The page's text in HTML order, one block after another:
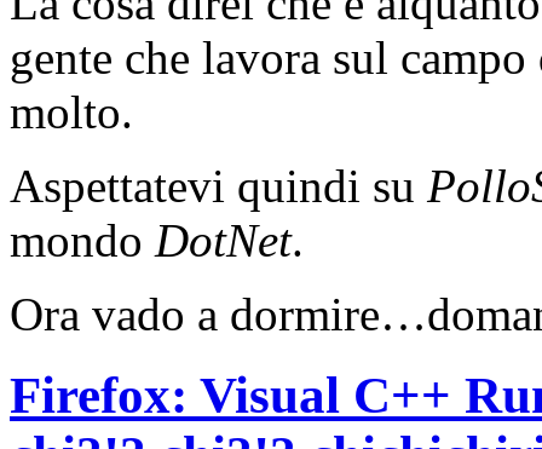
gente che lavora sul
molto.
Aspettatevi quindi su
mondo DotNet.
Ora vado a
Firefox: Visual C++